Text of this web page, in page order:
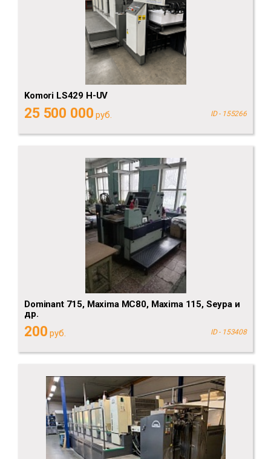
Komori LS429 H-UV
25 500 000 руб. ID - 155266
Dominant 715, Maxima MC80, Maxima 115, Seypa и
др.
200 руб. ID - 153408